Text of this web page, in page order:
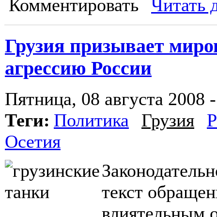
Комментировать Читать
Грузия призывает
агрессию России
Пятница, 08 августа 2008
Теги: Политика Грузия
Осетия
текст